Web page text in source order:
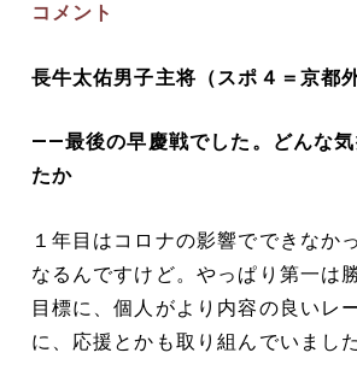
コメント
長牛太佑男子主将（スポ４＝京都
――最後の早慶戦でした。どんな気
たか
１年目はコロナの影響でできなか
なるんですけど。やっぱり第一は
目標に、個人がより内容の良いレ
に、応援とかも取り組んでいました